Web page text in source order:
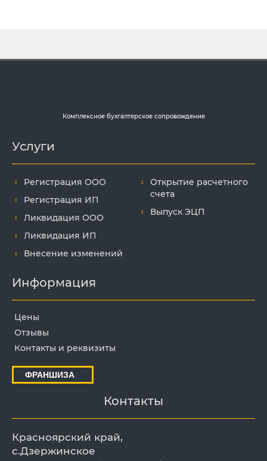
Комплексное бухгалтерское сопровождение
Услуги
Регистрация ООО
Регистрация ИП
Ликвидация ООО
Ликвидация ИП
Внесение изменений
Открытие расчетного
счета
Выпуск ЭЦП
Информация
Цены
Отзывы
Контакты и реквизиты
ФРАНШИЗА
Контакты
Красноярский край,
с.Дзержинское